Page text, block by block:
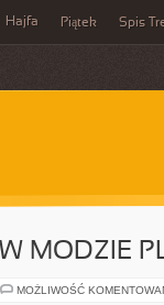
Hajfa Piątek Spis
MODZIE
MOŻLIWOŚĆ